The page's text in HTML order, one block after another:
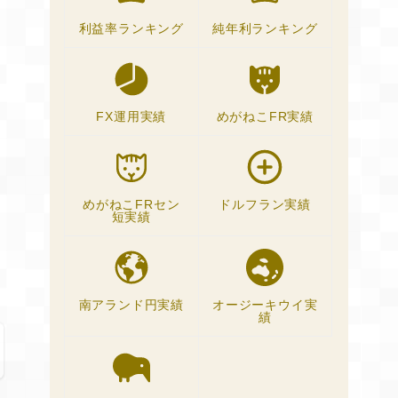
利益率ランキング 純年利ランキング
FX運用実績 めがねこFR実績
めがねこFRセン
短実績
ドルフラン実績
南アランド円実績
オージーキウイ実
績